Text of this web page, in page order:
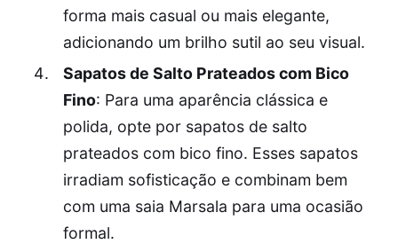
forma mais casual ou mais elegante,
adicionando um brilho sutil ao seu visual.
Sapatos de Salto Prateados com Bico
Fino: Para uma aparência clássica e
polida, opte por sapatos de salto
prateados com bico fino. Esses sapatos
irradiam sofisticação e combinam bem
com uma saia Marsala para uma ocasião
formal.